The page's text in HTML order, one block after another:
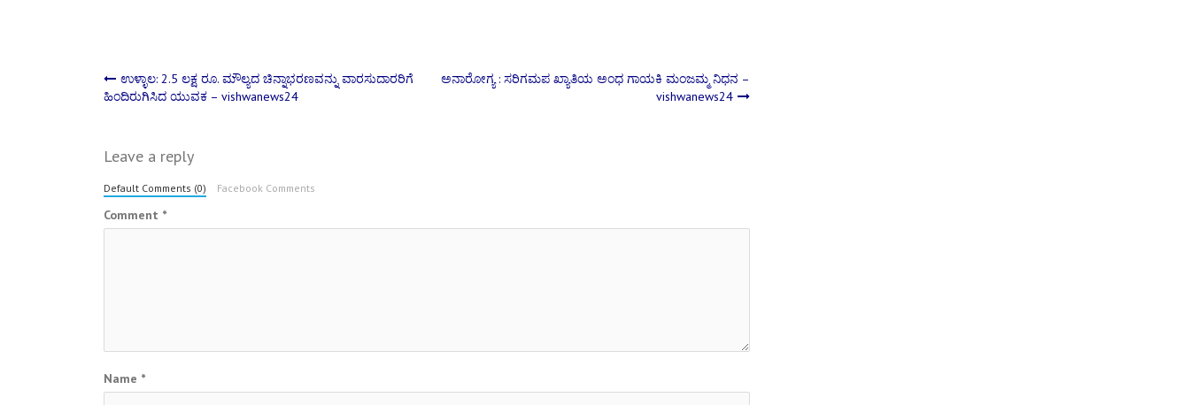
Post
ಉಳ್ಳಾಲ: 2.5 ಲಕ್ಷ ರೂ. ಮೌಲ್ಯದ ಚಿನ್ನಾಭರಣವನ್ನು ವಾರಸುದಾರರಿಗೆ
ಹಿಂದಿರುಗಿಸಿದ ಯುವಕ – vishwanews24
ಅನಾರೋಗ್ಯ : ಸರಿಗಮಪ ಖ್ಯಾತಿಯ ಅಂಧ ಗಾಯಕಿ ಮಂಜಮ್ಮ ನಿಧನ –
vishwanews24
Leave a reply
Default Comments (0) Facebook Comments
Comment *
Name *